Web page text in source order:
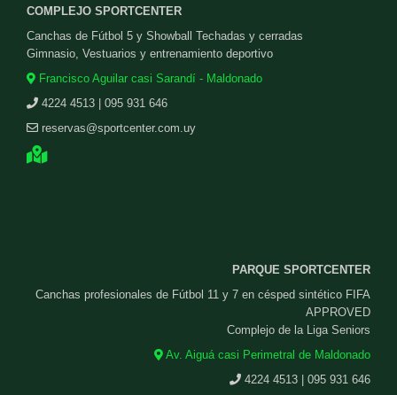
COMPLEJO SPORTCENTER
Canchas de Fútbol 5 y Showball Techadas y cerradas
Gimnasio, Vestuarios y entrenamiento deportivo
Francisco Aguilar casi Sarandí - Maldonado
4224 4513 | 095 931 646
reservas@sportcenter.com.uy
PARQUE SPORTCENTER
Canchas profesionales de Fútbol 11 y 7 en césped sintético FIFA
APPROVED
Complejo de la Liga Seniors
Av. Aiguá casi Perimetral de Maldonado
4224 4513 | 095 931 646